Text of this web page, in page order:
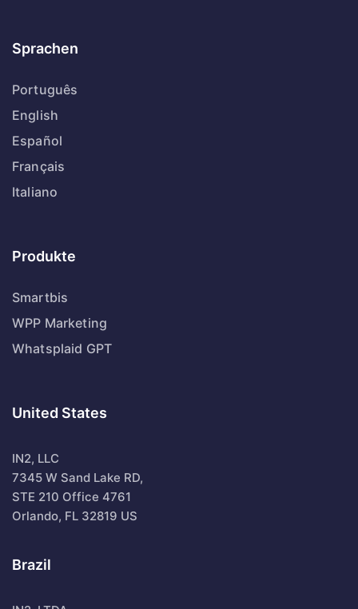
Sprachen
Português
English
Español
Français
Italiano
Produkte
Smartbis
WPP Marketing
Whatsplaid GPT
United States
IN2, LLC
7345 W Sand Lake RD,
STE 210 Office 4761
Orlando, FL 32819 US
Brazil